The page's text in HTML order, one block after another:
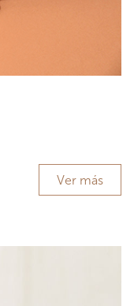
Ver más